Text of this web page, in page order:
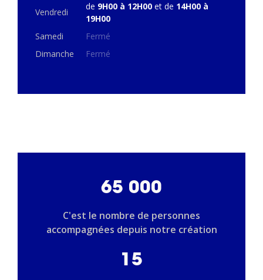
Vendredi
de 9H00 à 12H00 et de 14H00 à
19H00
Samedi
Fermé
Dimanche
Fermé
65 000
C'est le nombre de personnes
accompagnées depuis notre création
15